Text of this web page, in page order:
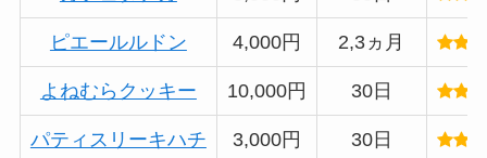
ピエールルドン 4,000円 2,3ヵ月
よねむらクッキー 10,000円 30日
パティスリーキハチ 3,000円 30日